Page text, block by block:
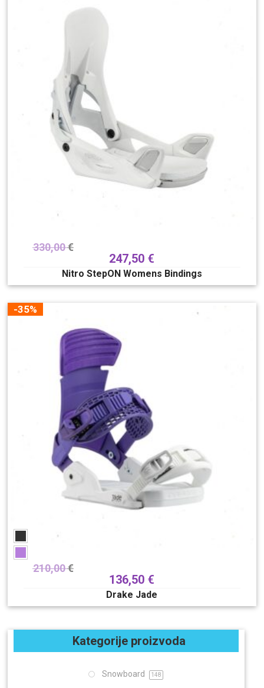
330,00€
247,50 €
Nitro StepON Womens Bindings
-35%
210,00€
136,50 €
Drake Jade
Kategorije proizvoda
Snowboard 148